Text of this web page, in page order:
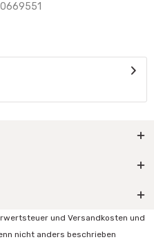
und Versandkosten und
nicht anders beschrieben